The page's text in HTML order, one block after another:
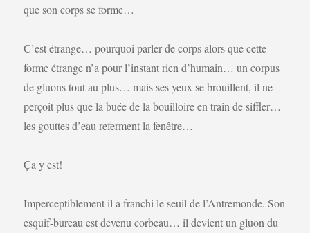
que son corps se forme…
C’est étrange… pourquoi parler de corps alors que cette
forme étrange n’a pour l’instant rien d’humain… un corpus
de gluons tout au plus… mais ses yeux se brouillent, il ne
perçoit plus que la buée de la bouilloire en train de siffler…
les gouttes d’eau referment la fenêtre…
Ça y est!
Imperceptiblement il a franchi le seuil de l’Antremonde. Son
esquif-bureau est devenu corbeau… il devient un gluon du